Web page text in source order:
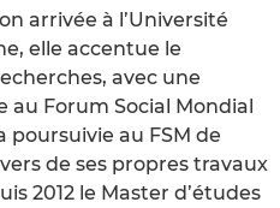
arrivée à l’Université
elle accentue le
avec une
Forum Social Mondial
poursuivie au FSM de
de ses propres travaux
2012 le Master d’études